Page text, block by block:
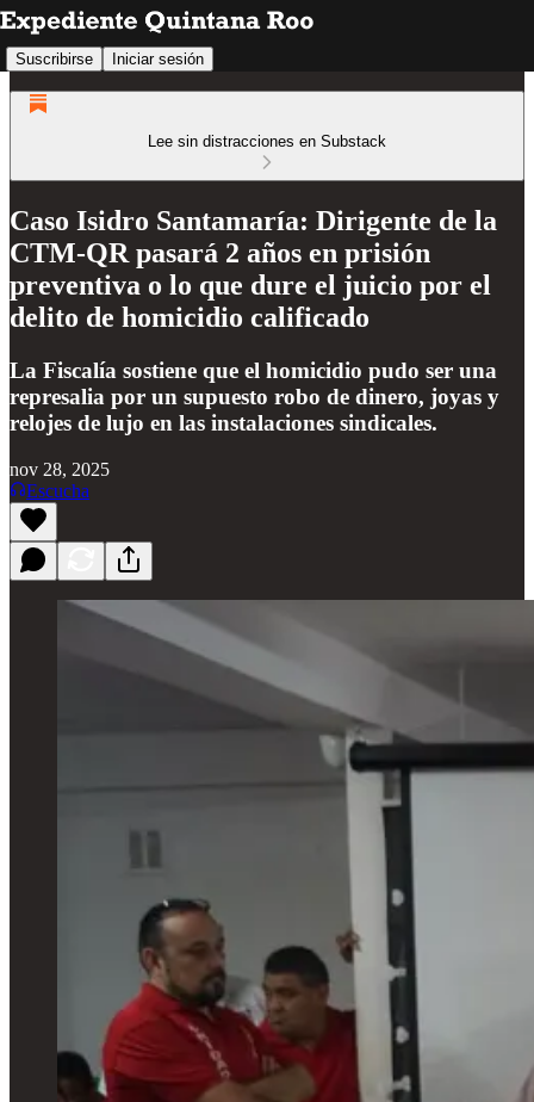
Suscribirse Iniciar sesión
Lee sin distracciones en Substack
Caso Isidro Santamaría: Dirigente de la
CTM-QR pasará 2 años en prisión
preventiva o lo que dure el juicio por el
delito de homicidio calificado
La Fiscalía sostiene que el homicidio pudo ser una
represalia por un supuesto robo de dinero, joyas y
relojes de lujo en las instalaciones sindicales.
nov 28, 2025
Escucha